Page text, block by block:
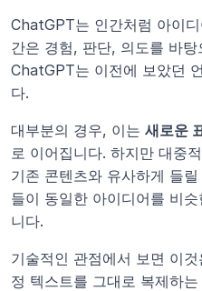
ChatGPT는 인간처럼 아이
간은 경험, 판단, 의도를 바
ChatGPT는 이전에 보았던
다.
대부분의 경우, 이는 새로운
로 이어집니다. 하지만 대중
기존 콘텐츠와 유사하게 들
들이 동일한 아이디어를 비
니다.
기술적인 관점에서 보면 이
정 텍스트를 그대로 복제하